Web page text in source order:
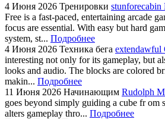
4 Июня 2026 Тренировки
Free is a fast-paced, entertaining arcade
focus are essential. With easy but hard
system, st... Подробнее
4 Июня 2026 Техника бега extendawful
interesting not only for its gameplay, but
looks and audio. The blocks are colored
makin... Подробнее
11 Июня 2026 Начинающим Rudolph
goes beyond simply guiding a cube fr om
alters gameplay thro... Подробнее